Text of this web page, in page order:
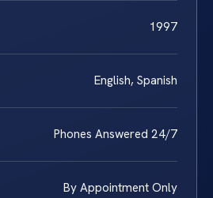
1997
English, Spanish
Phones Answered 24/7
By Appointment Only